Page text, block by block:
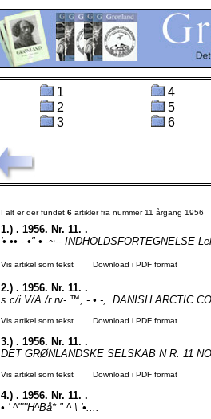
1
2
3
4
5
6
I alt er der fundet 6 artikler fra nummer 11 årgang 1956
1.) . 1956. Nr. 11. .
'•-•• - •" • -~-- INDHOLDSFORTEGNELSE
Vis artikel som tekst Download i PDF format
2.) . 1956. Nr. 11. .
s c/i V/A /r rv-.™, - • -,. DANISH ARCTIC
Vis artikel som tekst Download i PDF format
3.) . 1956. Nr. 11. .
DET GRØNLANDSKE SELSKAB N R. 11
Vis artikel som tekst Download i PDF format
4.) . 1956. Nr. 11. .
• ' ^""'H^Bå* " ^ \ '•....